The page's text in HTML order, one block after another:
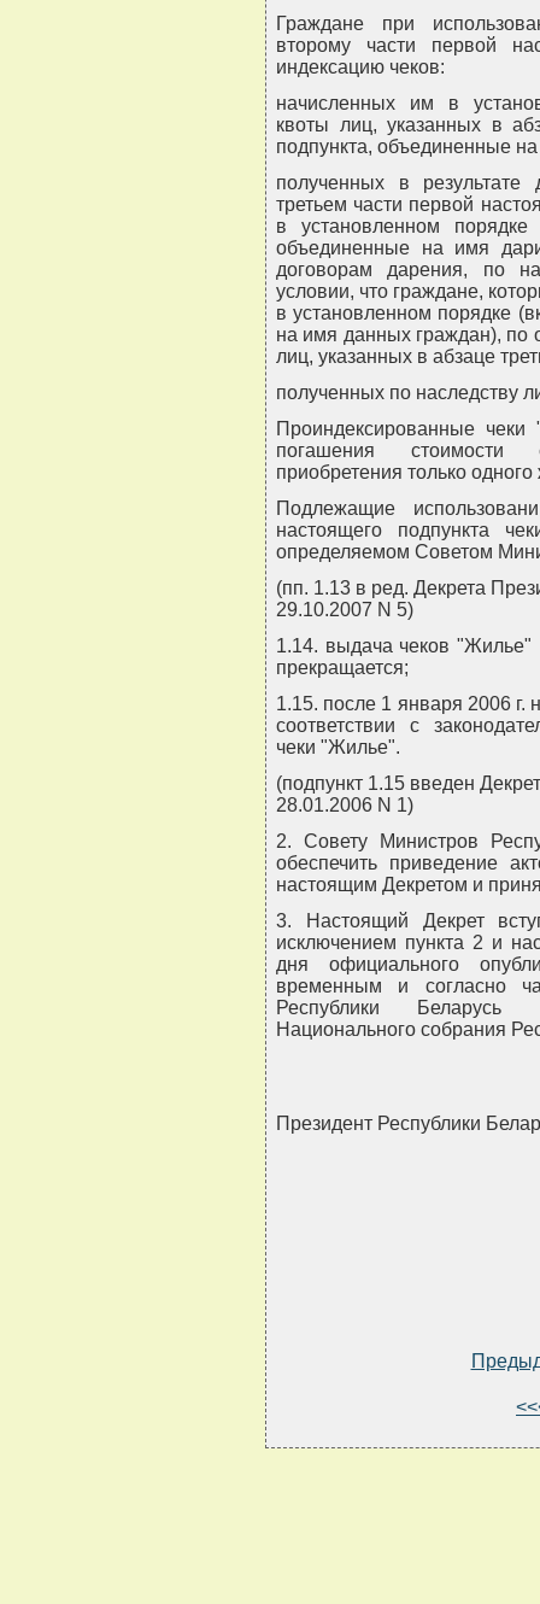
Граждане при
второму части первой
индексацию чеков:
начисленных им в
квоты лиц, указанных в
подпункта, объединенные
полученных в
третьем части первой
в установленном
объединенные на имя
договорам дарения, по
условии, что граждане,
в установленном порядке
на имя данных граждан), по
лиц, указанных в абзаце
полученных по наследству
Проиндексированные
погашения стоимости
приобретения только
Подлежащие
настоящего подпункта
определяемом Советом
(пп. 1.13 в ред. Декрета
29.10.2007 N 5)
1.14. выдача чеков "Жилье"
прекращается;
1.15. после 1 января 2006 г.
соответствии с
чеки "Жилье".
(подпункт 1.15 введен
28.01.2006 N 1)
2. Совету Министров
обеспечить приведение
настоящим Декретом и
3. Настоящий Декрет
исключением пункта 2 и
дня официального
временным и согласно
Республики Беларусь
Национального собрания
Президент Республики